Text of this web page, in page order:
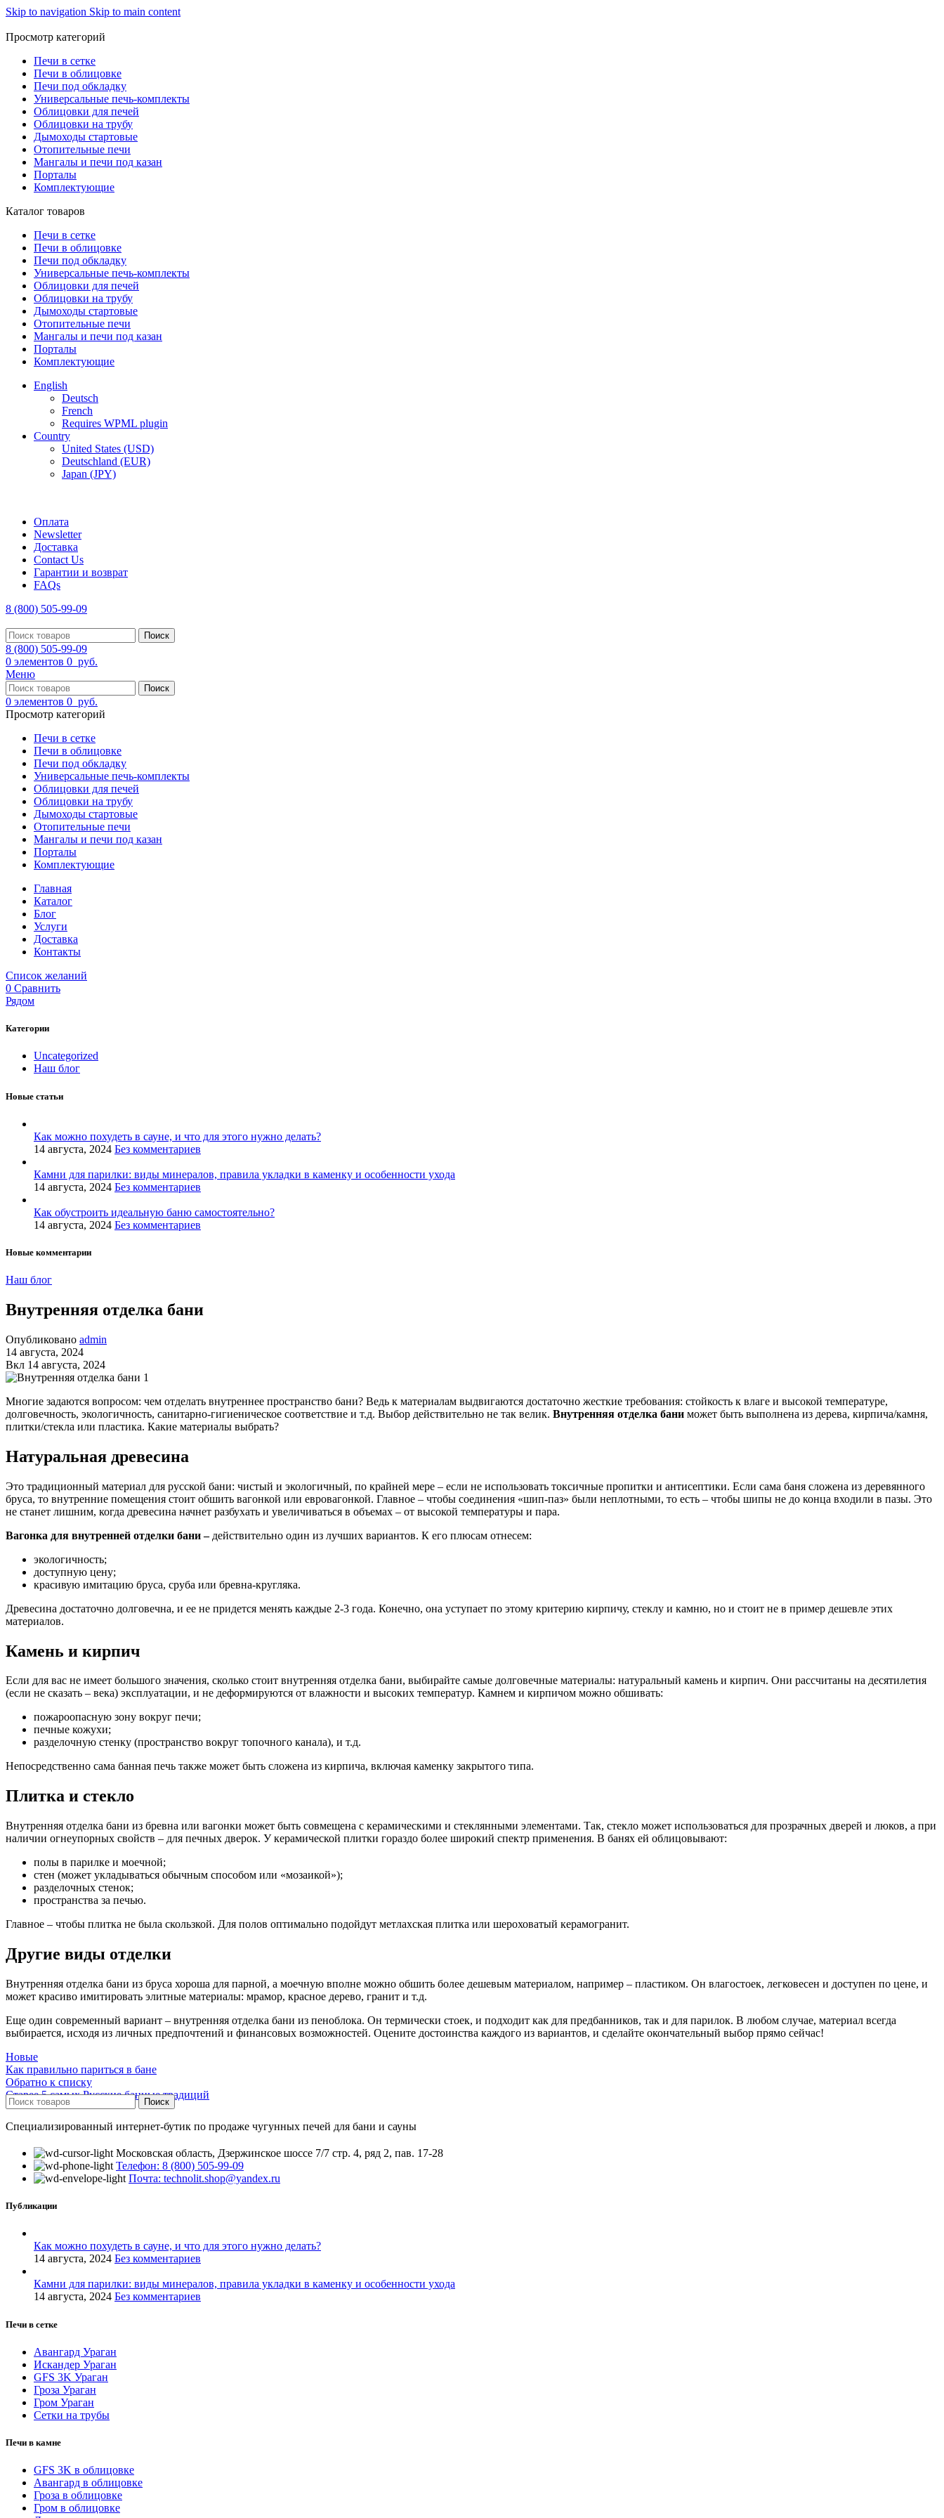
Skip to navigation Skip to main content
Просмотр категорий
Печи в сетке
Печи в облицовке
Печи под обкладку
Универсальные печь-комплекты
Облицовки для печей
Облицовки на трубу
Дымоходы стартовые
Отопительные печи
Мангалы и печи под казан
Порталы
Комплектующие
Каталог товаров
Печи в сетке
Печи в облицовке
Печи под обкладку
Универсальные печь-комплекты
Облицовки для печей
Облицовки на трубу
Дымоходы стартовые
Отопительные печи
Мангалы и печи под казан
Порталы
Комплектующие
English
Deutsch
French
Requires WPML plugin
Country
United States (USD)
Deutschland (EUR)
Japan (JPY)
Оплата
Newsletter
Доставка
Contact Us
Гарантии и возврат
FAQs
8 (800) 505-99-09
Поиск
8 (800) 505-99-09
0 элементов 0 руб.
Меню
Поиск
0 элементов 0 руб.
Просмотр категорий
Печи в сетке
Печи в облицовке
Печи под обкладку
Универсальные печь-комплекты
Облицовки для печей
Облицовки на трубу
Дымоходы стартовые
Отопительные печи
Мангалы и печи под казан
Порталы
Комплектующие
Главная
Каталог
Блог
Услуги
Доставка
Контакты
Список желаний
0 Сравнить
Рядом
Категории
Uncategorized
Наш блог
Новые статьи
Как можно похудеть в сауне, и что для этого нужно делать?
14 августа, 2024 Без комментариев
Камни для парилки: виды минералов, правила укладки в каменку и особенности ухода
14 августа, 2024 Без комментариев
Как обустроить идеальную баню самостоятельно?
14 августа, 2024 Без комментариев
Новые комментарии
Наш блог
Внутренняя отделка бани
Опубликовано admin
14 августа, 2024
Вкл 14 августа, 2024
Многие задаются вопросом: чем отделать внутреннее пространство бани? Ведь к материалам выдвигаются достаточно жесткие требования: стойкость к влаге и высокой температуре,
долговечность, экологичность, санитарно-гигиеническое соответствие и т.д. Выбор действительно не так велик. Внутренняя отделка бани может быть выполнена из дерева, кирпича/камня,
плитки/стекла или пластика. Какие материалы выбрать?
Натуральная древесина
Это традиционный материал для русской бани: чистый и экологичный, по крайней мере – если не использовать токсичные пропитки и антисептики. Если сама баня сложена из деревянного
бруса, то внутренние помещения стоит обшить вагонкой или евровагонкой. Главное – чтобы соединения «шип-паз» были неплотными, то есть – чтобы шипы не до конца входили в пазы. Это
не станет лишним, когда древесина начнет разбухать и увеличиваться в объемах – от высокой температуры и пара.
Вагонка для внутренней отделки бани – действительно один из лучших вариантов. К его плюсам отнесем:
экологичность;
доступную цену;
красивую имитацию бруса, сруба или бревна-кругляка.
Древесина достаточно долговечна, и ее не придется менять каждые 2-3 года. Конечно, она уступает по этому критерию кирпичу, стеклу и камню, но и стоит не в пример дешевле этих
материалов.
Камень и кирпич
Если для вас не имеет большого значения, сколько стоит внутренняя отделка бани, выбирайте самые долговечные материалы: натуральный камень и кирпич. Они рассчитаны на десятилетия
(если не сказать – века) эксплуатации, и не деформируются от влажности и высоких температур. Камнем и кирпичом можно обшивать:
пожароопасную зону вокруг печи;
печные кожухи;
разделочную стенку (пространство вокруг топочного канала), и т.д.
Непосредственно сама банная печь также может быть сложена из кирпича, включая каменку закрытого типа.
Плитка и стекло
Внутренняя отделка бани из бревна или вагонки может быть совмещена с керамическими и стеклянными элементами. Так, стекло может использоваться для прозрачных дверей и люков, а при
наличии огнеупорных свойств – для печных дверок. У керамической плитки гораздо более широкий спектр применения. В банях ей облицовывают:
полы в парилке и моечной;
стен (может укладываться обычным способом или «мозаикой»);
разделочных стенок;
пространства за печью.
Главное – чтобы плитка не была скользкой. Для полов оптимально подойдут метлахская плитка или шероховатый керамогранит.
Другие виды отделки
Внутренняя отделка бани из бруса хороша для парной, а моечную вполне можно обшить более дешевым материалом, например – пластиком. Он влагостоек, легковесен и доступен по цене, и
может красиво имитировать элитные материалы: мрамор, красное дерево, гранит и т.д.
Еще один современный вариант – внутренняя отделка бани из пеноблока. Он термически стоек, и подходит как для предбанников, так и для парилок. В любом случае, материал всегда
выбирается, исходя из личных предпочтений и финансовых возможностей. Оцените достоинства каждого из вариантов, и сделайте окончательный выбор прямо сейчас!
Новые
Как правильно париться в бане
Обратно к списку
Старее 5 самых Русские банные традиций
Поиск
Специализированный интернет-бутик по продаже чугунных печей для бани и сауны
Московская область, Дзержинское шоссе 7/7 стр. 4, ряд 2, пав. 17-28
Телефон: 8 (800) 505-99-09
Почта: technolit.shop@yandex.ru
Публикации
Как можно похудеть в сауне, и что для этого нужно делать?
14 августа, 2024 Без комментариев
Камни для парилки: виды минералов, правила укладки в каменку и особенности ухода
14 августа, 2024 Без комментариев
Печи в сетке
Авангард Ураган
Искандер Ураган
GFS 3K Ураган
Гроза Ураган
Гром Ураган
Сетки на трубы
Печи в камне
GFS 3K в облицовке
Авангард в облицовке
Гроза в облицовке
Гром в облицовке